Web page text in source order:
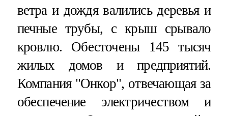
ветра и дождя валились деревья и
печные трубы, с крыш срывало
кровлю. Обесточены 145 тысяч
жилых домов и предприятий.
Компания "Онкор", отвечающая за
обеспечение электричеством и